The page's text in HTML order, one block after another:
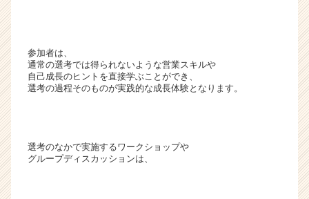
参加者は、
通常の選考では得られないような営業スキルや
自己成長のヒントを直接学ぶことができ、
選考の過程そのものが実践的な成長体験となります。
選考のなかで実施するワークショップや
グループディスカッションは、